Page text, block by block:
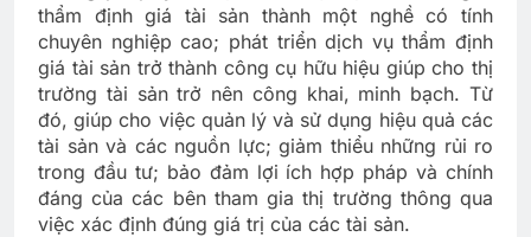
thẩm định giá tài sản thành một nghề có tính
chuyên nghiệp cao; phát triển dịch vụ thẩm định
giá tài sản trở thành công cụ hữu hiệu giúp cho thị
trường tài sản trở nên công khai, minh bạch. Từ
đó, giúp cho việc quản lý và sử dụng hiệu quả các
tài sản và các nguồn lực; giảm thiểu những rủi ro
trong đầu tư; bảo đảm lợi ích hợp pháp và chính
đáng của các bên tham gia thị trường thông qua
việc xác định đúng giá trị của các tài sản.